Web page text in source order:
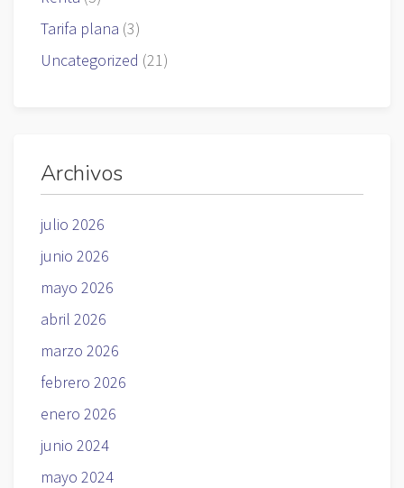
Tarifa plana (3)
Uncategorized (21)
Archivos
julio 2026
junio 2026
mayo 2026
abril 2026
marzo 2026
febrero 2026
enero 2026
junio 2024
mayo 2024